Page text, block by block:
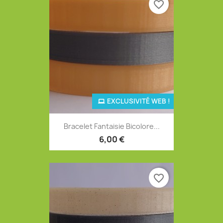
Bracelet Fantaisie Bicolore...
6,00 €
EXCLUSIVITÉ WEB !
favorite_border
favorite_border